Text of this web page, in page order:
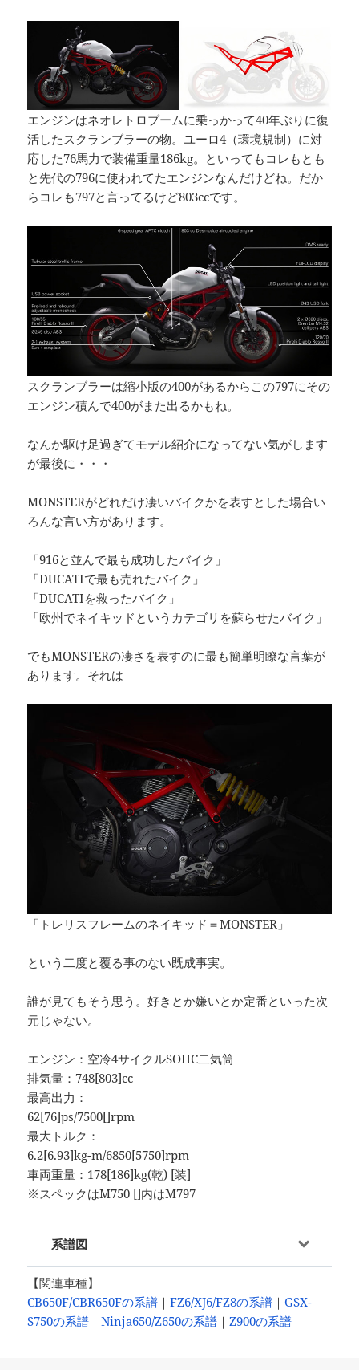
エンジンはネオレトロブームに乗っかって40年ぶりに復
活したスクランブラーの物。ユーロ4（環境規制）に対
応した76馬力で装備重量186kg。といってもコレもとも
と先代の796に使われてたエンジンなんだけどね。だか
らコレも797と言ってるけど803ccです。
スクランブラーは縮小版の400があるからこの797にその
エンジン積んで400がまた出るかもね。
なんか駆け足過ぎてモデル紹介になってない気がします
が最後に・・・
MONSTERがどれだけ凄いバイクかを表すとした場合い
ろんな言い方があります。
「916と並んで最も成功したバイク」
「DUCATIで最も売れたバイク」
「DUCATIを救ったバイク」
「欧州でネイキッドというカテゴリを蘇らせたバイク」
でもMONSTERの凄さを表すのに最も簡単明瞭な言葉が
あります。それは
「トレリスフレームのネイキッド＝MONSTER」
という二度と覆る事のない既成事実。
誰が見てもそう思う。好きとか嫌いとか定番といった次
元じゃない。
エンジン：空冷4サイクルSOHC二気筒
排気量：748[803]cc
最高出力：
62[76]ps/7500[]rpm
最大トルク：
6.2[6.93]kg-m/6850[5750]rpm
車両重量：178[186]kg(乾) [装]
※スペックはM750 []内はM797
系譜図
【関連車種】
CB650F/CBR650Fの系譜 ｜FZ6/XJ6/FZ8の系譜 ｜GSX-
S750の系譜 ｜Ninja650/Z650の系譜 ｜Z900の系譜